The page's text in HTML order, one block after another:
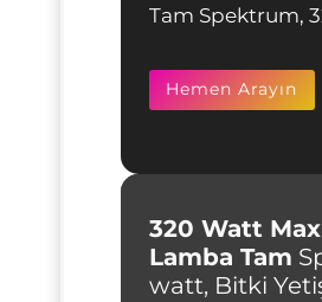
Tam Spektrum,
Hemen Arayın
320 Watt
Lamba Tam
watt, Bitki